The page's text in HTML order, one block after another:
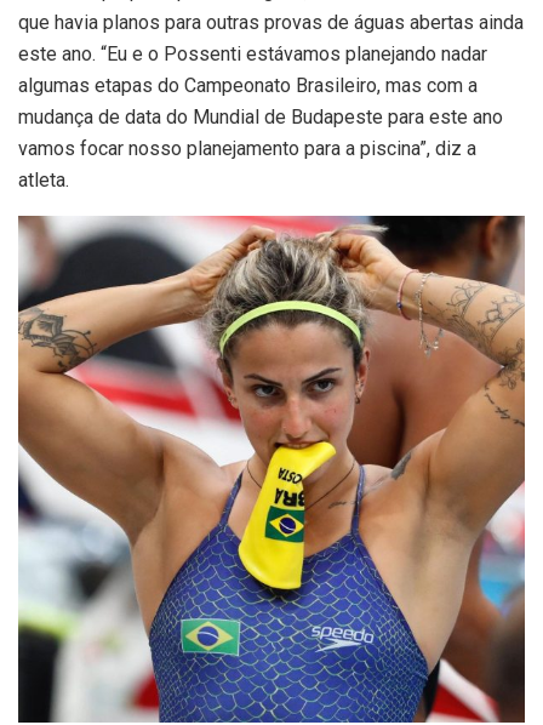
que havia planos para outras provas de águas abertas ainda
este ano. “Eu e o Possenti estávamos planejando nadar
algumas etapas do Campeonato Brasileiro, mas com a
mudança de data do Mundial de Budapeste para este ano
vamos focar nosso planejamento para a piscina”, diz a
atleta.